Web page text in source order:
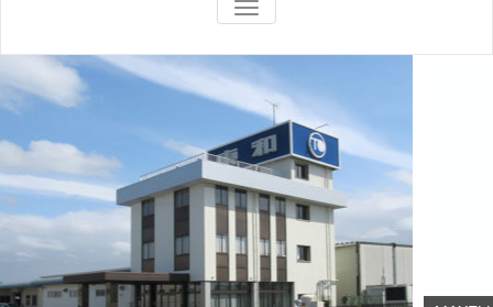
TOGGLE
NAVIGATION